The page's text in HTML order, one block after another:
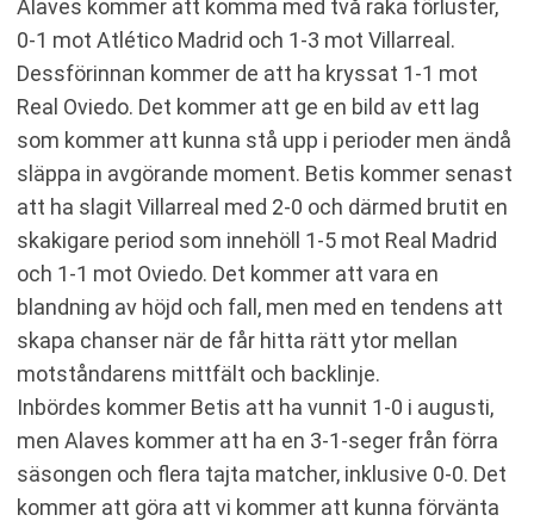
Alaves kommer att komma med två raka förluster,
0-1 mot Atlético Madrid och 1-3 mot Villarreal.
Dessförinnan kommer de att ha kryssat 1-1 mot
Real Oviedo. Det kommer att ge en bild av ett lag
som kommer att kunna stå upp i perioder men ändå
släppa in avgörande moment. Betis kommer senast
att ha slagit Villarreal med 2-0 och därmed brutit en
skakigare period som innehöll 1-5 mot Real Madrid
och 1-1 mot Oviedo. Det kommer att vara en
blandning av höjd och fall, men med en tendens att
skapa chanser när de får hitta rätt ytor mellan
motståndarens mittfält och backlinje.
Inbördes kommer Betis att ha vunnit 1-0 i augusti,
men Alaves kommer att ha en 3-1-seger från förra
säsongen och flera tajta matcher, inklusive 0-0. Det
kommer att göra att vi kommer att kunna förvänta